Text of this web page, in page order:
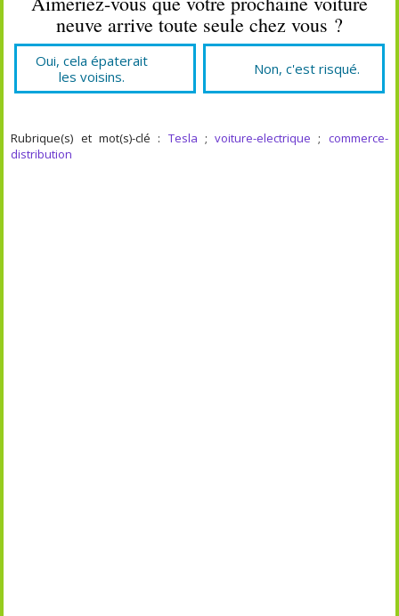
neuve arrive toute seule chez vous ?
Oui, cela épaterait
les voisins.
Non, c'est risqué.
Rubrique(s) et mot(s)-clé : Tesla ;voiture-electrique ; commerce-
distribution